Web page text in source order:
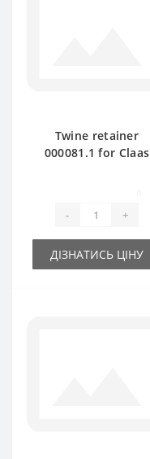
Twine retainer
000081.1 for Claas
- +
ДІЗНАТИСЬ ЦІНУ